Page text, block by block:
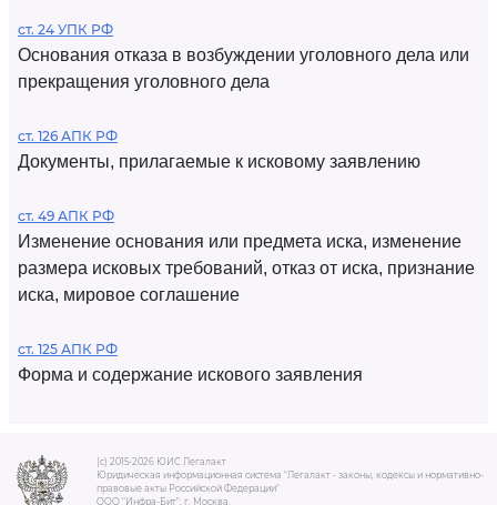
ст. 24 УПК РФ
Основания отказа в возбуждении уголовного дела или
прекращения уголовного дела
ст. 126 АПК РФ
Документы, прилагаемые к исковому заявлению
ст. 49 АПК РФ
Изменение основания или предмета иска, изменение
размера исковых требований, отказ от иска, признание
иска, мировое соглашение
ст. 125 АПК РФ
Форма и содержание искового заявления
(c) 2015-2026 ЮИС Легалакт
Юридическая информационная система "Легалакт - законы, кодексы и нормативно-
правовые акты Российской Федерации"
ООО "Инфра-Бит", г. Москва.